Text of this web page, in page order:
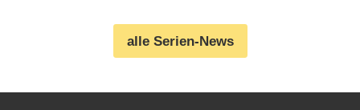
alle Serien-News